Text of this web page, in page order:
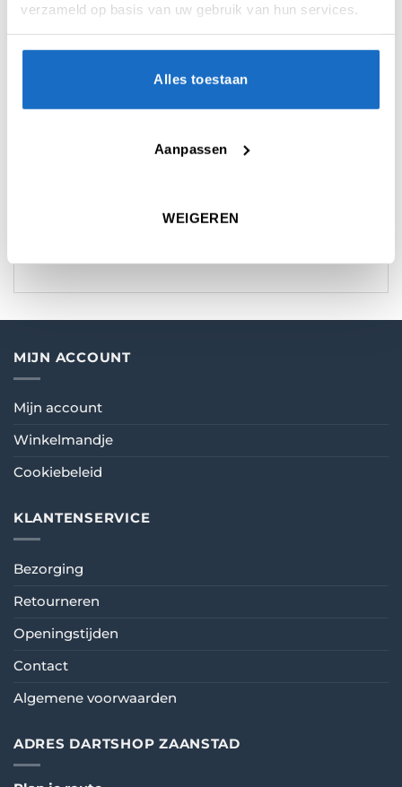
verzameld op basis van uw gebruik van hun services.
Alles toestaan
Aanpassen
WEIGEREN
MIJN ACCOUNT
Mijn account
Winkelmandje
Cookiebeleid
KLANTENSERVICE
Bezorging
Retourneren
Openingstijden
Contact
Algemene voorwaarden
ADRES DARTSHOP ZAANSTAD